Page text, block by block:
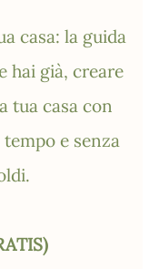
casa: la guida
hai già, creare
tua casa con
e senza